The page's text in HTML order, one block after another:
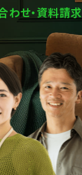
わせ・資料請求